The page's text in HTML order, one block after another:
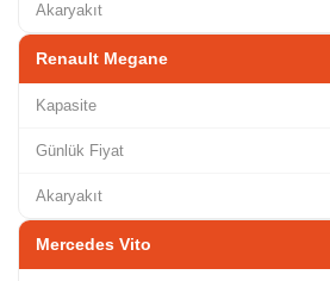
Akaryakıt
Renault Megane
Kapasite
Günlük Fiyat
Akaryakıt
Mercedes Vito